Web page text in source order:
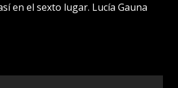
en el sexto lugar. Lucía Gauna